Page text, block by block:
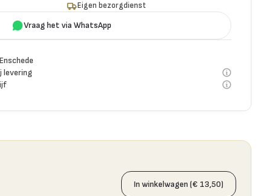
Eigen bezorgdienst
Vraag het via WhatsApp
levering
In winkelwagen (€ 13,50)